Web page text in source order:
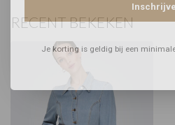
RECENT BEKEKEN
Je korting is geldig bij een